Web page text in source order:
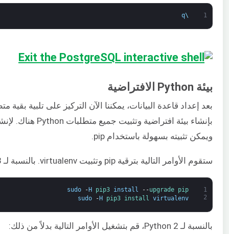
1
\
q
بيئة Python الافتراضية
بعد إعداد قاعدة البيانات، يمكننا الآن التركيز على تلبية
ويمكن تثبيته بسهولة باستخدام pip.
ستقوم الأوامر التالية بترقية pip وتثبيت virtualenv. بالنسبة لـ Python 3، قم بتشغيل الأوامر التالية:
1
2
sudo - H pip3 install --upgrade pip
sudo
- H pip3 install virtualenv
بالنسبة لـ Python 2، قم بتشغيل الأوامر التالية بدلاً من ذلك: